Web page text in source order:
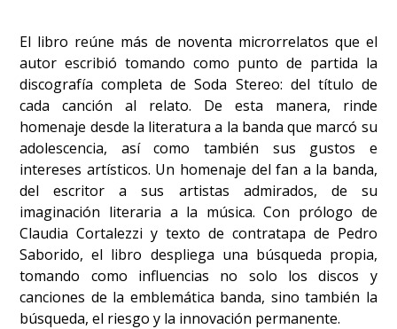
El libro reúne más de noventa microrrelatos que el
autor escribió tomando como punto de partida la
discografía completa de Soda Stereo: del título de
cada canción al relato. De esta manera, rinde
homenaje desde la literatura a la banda que marcó su
adolescencia, así como también sus gustos e
intereses artísticos. Un homenaje del fan a la banda,
del escritor a sus artistas admirados, de su
imaginación literaria a la música. Con prólogo de
Claudia Cortalezzi y texto de contratapa de Pedro
Saborido, el libro despliega una búsqueda propia,
tomando como influencias no solo los discos y
canciones de la emblemática banda, sino también la
búsqueda, el riesgo y la innovación permanente.